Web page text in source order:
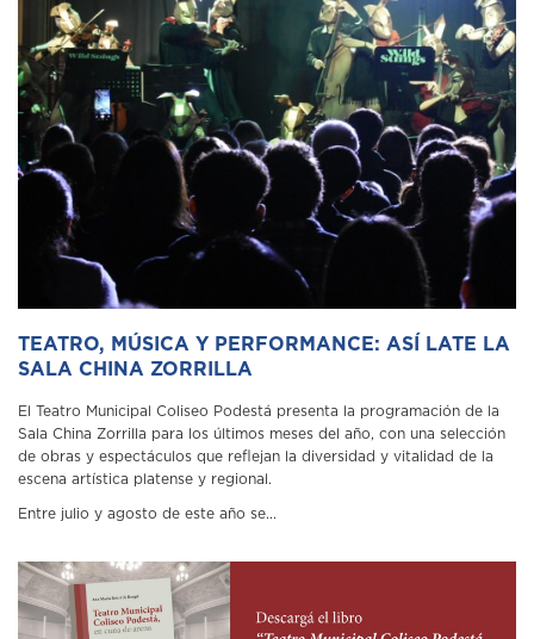
TEATRO, MÚSICA Y PERFORMANCE: ASÍ LATE LA
SALA CHINA ZORRILLA
El Teatro Municipal Coliseo Podestá presenta la programación de la
Sala China Zorrilla para los últimos meses del año, con una selección
de obras y espectáculos que reflejan la diversidad y vitalidad de la
escena artística platense y regional.
Entre julio y agosto de este año se...